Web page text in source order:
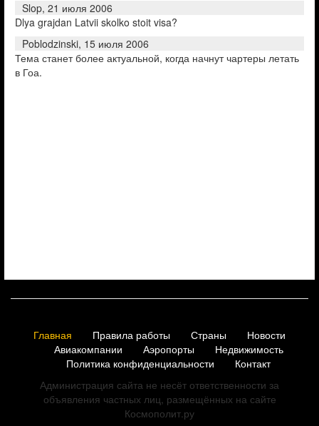
Slop, 21 июля 2006
Dlya grajdan Latvii skolko stoit visa?
Poblodzinski, 15 июля 2006
Тема станет более актуальной, когда начнут чартеры летать
в Гоа.
Главная Правила работы Страны
Новости
Авиакомпании
Аэропорты
Недвижимость
Политика конфиденциальности
Контакт
Администрация сайта не несёт ответственности за
объявления частных лиц, размещённых на сайте
Космополит.ру